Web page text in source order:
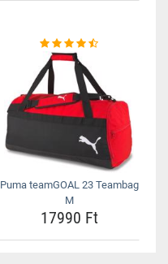
Puma teamGOAL 23 Teambag
M
17990 Ft